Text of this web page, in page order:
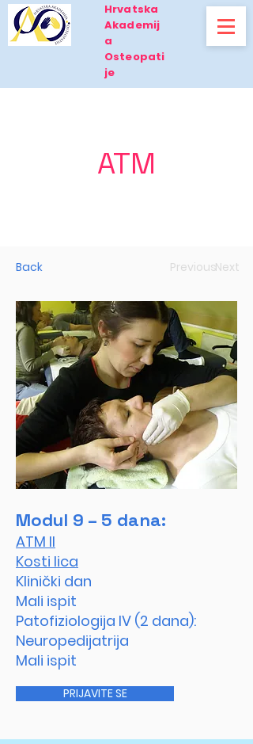
Hrvatska
Akademij
a
Osteopati
je
ATM
Back PreviousNext
Modul 9 – 5 dana:
ATM II
Kosti lica
Klinički dan
Mali ispit
Patofiziologija IV (2 dana):
Neuropedijatrija
Mali ispit
PRIJAVITE SE